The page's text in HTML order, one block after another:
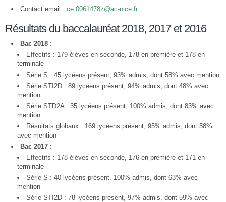
Contact email : ce.0061478z@ac-nice.fr
Résultats du baccalauréat 2018, 2017 et 2016
Bac 2018 :
Effectifs : 179 élèves en seconde, 178 en première et 178 en
terminale
Série S : 45 lycéens présent, 93% admis, dont 58% avec mention
Série STI2D : 89 lycéens présent, 94% admis, dont 48% avec
mention
Série STD2A : 35 lycéens présent, 100% admis, dont 83% avec
mention
Résultats globaux : 169 lycéens présent, 95% admis, dont 58%
avec mention
Bac 2017 :
Effectifs : 178 élèves en seconde, 176 en première et 171 en
terminale
Série S : 40 lycéens présent, 100% admis, dont 63% avec
mention
Série STI2D : 78 lycéens présent, 97% admis, dont 59% avec